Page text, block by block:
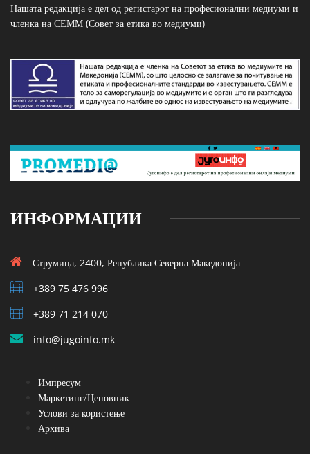
Нашата редакција е дел од регистарот на професионални медиуми и
членка на СЕММ (Совет за етика во медиуми)
ИНФОРМАЦИИ
Струмица, 2400, Република Северна Македонија
+389 75 476 996
+389 71 214 070
info@jugoinfo.mk
Импресум
Маркетинг/Ценовник
Услови за користење
Архива